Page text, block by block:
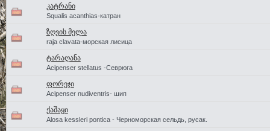
კატრანი
Squalis acanthias-катран
ზღვის მელა
raja clavata-морская лисица
ტარაღანა
Acipenser stellatus -Севрюга
ფორეჯი
Acipenser nudiventris- шип
ქაშაყი
Alosa kessleri pontica - Черноморская сельдь, русак.